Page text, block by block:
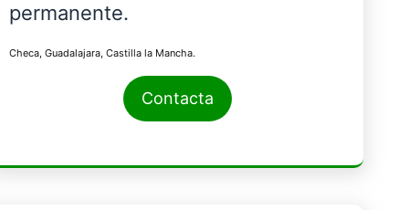
permanente.
Checa, Guadalajara, Castilla la Mancha.
Contacta